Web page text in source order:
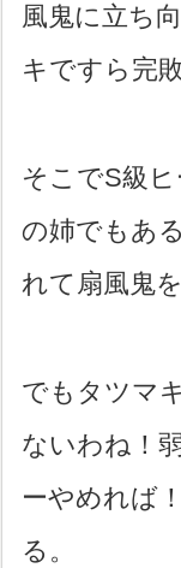
風鬼に立ち
キですら完
そこでS級
の姉でもあ
れて扇風鬼
でもタツマ
ないわね！
ーやめれば
る。